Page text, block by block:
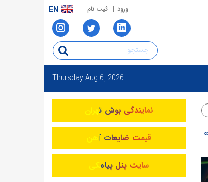
ورود ثبت نام EN
ThursdayAug 6, 2026
نمایندگی بوش تهران
قیمت ضایعات آهن
سایت پنل پیامکی